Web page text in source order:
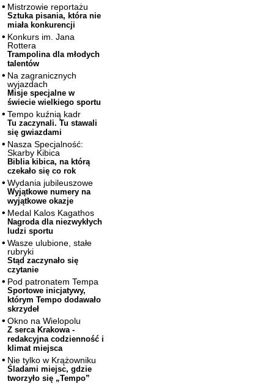
Mistrzowie reportażu
Sztuka pisania, która nie
miała konkurencji
Konkurs im. Jana
Rottera
Trampolina dla młodych
talentów
Na zagranicznych
wyjazdach
Misje specjalne w
świecie wielkiego sportu
Tempo kuźnią kadr
Tu zaczynali. Tu stawali
się gwiazdami
Nasza Specjalność:
Skarby Kibica
Biblia kibica, na którą
czekało się co rok
Wydania jubileuszowe
Wyjątkowe numery na
wyjątkowe okazje
Medal Kalos Kagathos
Nagroda dla niezwykłych
ludzi sportu
Wasze ulubione, stałe
rubryki
Stąd zaczynało się
czytanie
Pod patronatem Tempa
Sportowe inicjatywy,
którym Tempo dodawało
skrzydeł
Okno na Wielopolu
Z serca Krakowa -
redakcyjna codzienność i
klimat miejsca
Nie tylko w Krążowniku
Śladami miejsc, gdzie
tworzyło się „Tempo”